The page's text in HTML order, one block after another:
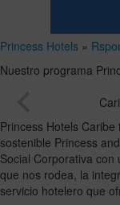
Habitaciones
y
Habitación
1
adultos
Desde
18
2
Hasta
0
Añadir
habitación
Princess Hotels »
Nuestro programa
Princess Hotels
sostenible Princess
Social Corporativa
que nos rodea, la
servicio hotelero que